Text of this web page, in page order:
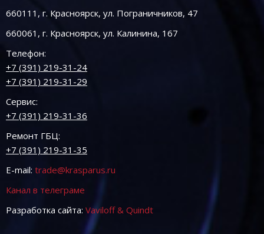
660111, г. Красноярск, ул. Пограничников, 47
660061, г. Красноярск, ул. Калинина, 167
Телефон:
+7 (391) 219-31-24
+7 (391) 219-31-29
Сервис:
+7 (391) 219-31-36
Ремонт ГБЦ:
+7 (391) 219-31-35
E-mail: trade@krasparus.ru
Канал в телеграме
Разработка сайта: Vaviloff & Quindt